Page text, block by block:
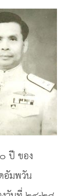
ปี ของ
อัมพวัน